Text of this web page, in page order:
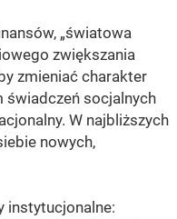
„światowa
zwiększania
zmieniać charakter
świadczeń socjalnych
W najbliższych
nowych,
instytucjonalne: